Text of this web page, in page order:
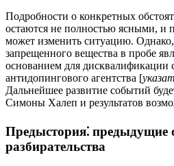
Подробности о конкретных
остаются не полностью ясными, и
может изменить ситуацию.
запрещенного вещества в пробе
основанием для дисквалификации
антидопингового агентства [
Дальнейшее развитие событий
Симоны Халеп и результатов
Предыстория⁚ предыдущие
разбирательства